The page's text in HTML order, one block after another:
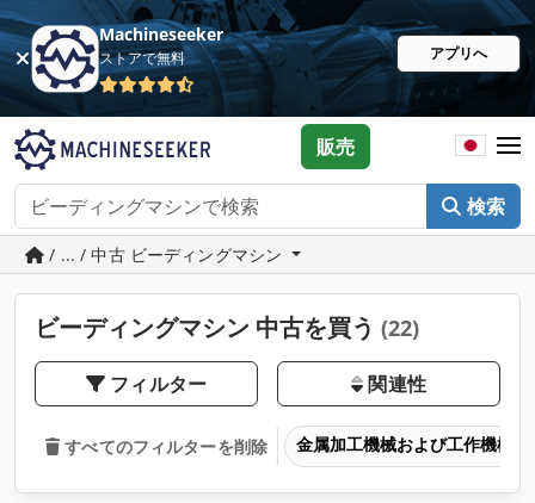
Machineseeker
ストアで無料 アプリへ
検索
販売
/ ... / 中古 ビーディングマシン
ビーディングマシン 中古を買う (22)
フィルター 関連性
すべてのフィルターを削除 金属加工機械および工作機械